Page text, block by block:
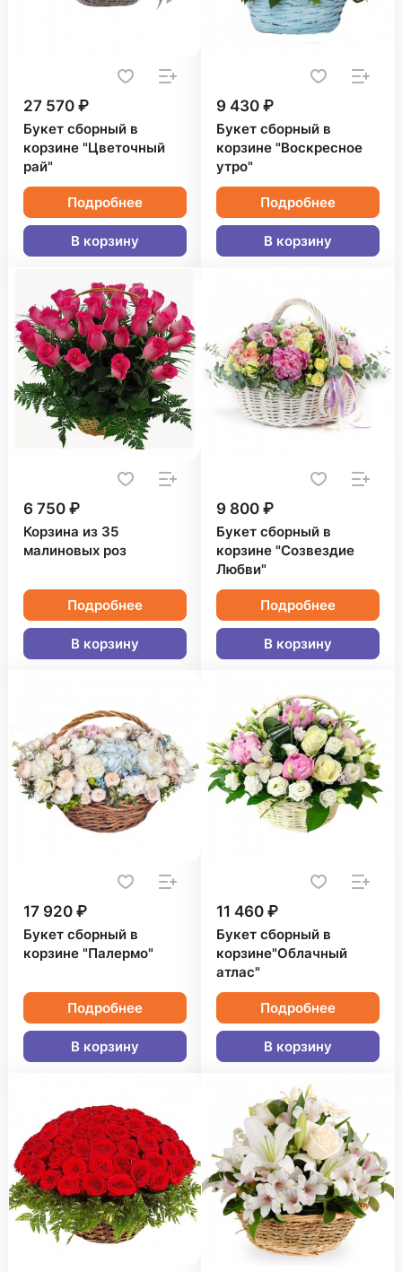
27 570 ₽
Букет сборный в
корзине "Цветочный
рай"
Подробнее
В корзину
9 430 ₽
Букет сборный в
корзине "Воскресное
утро"
Подробнее
В корзину
6 750 ₽
Корзина из 35
малиновых роз
Подробнее
В корзину
9 800 ₽
Букет сборный в
корзине "Созвездие
Любви"
Подробнее
В корзину
17 920 ₽
Букет сборный в
корзине "Палермо"
Подробнее
В корзину
11 460 ₽
Букет сборный в
корзине"Облачный
атлас"
Подробнее
В корзину